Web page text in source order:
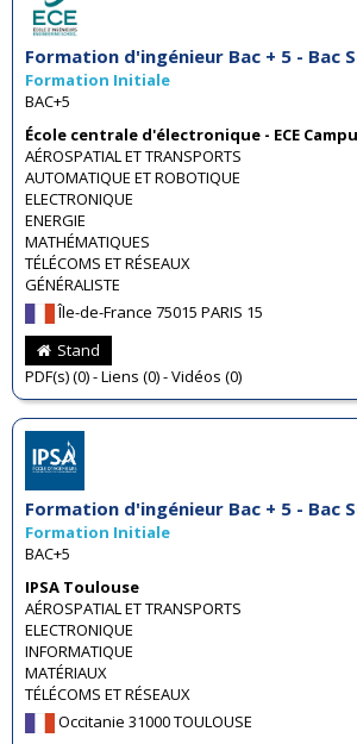
Formation d'ingénieur Bac + 5 - Bac
Formation Initiale
BAC+5
École centrale d'électronique - ECE
AÉROSPATIAL ET TRANSPORTS
AUTOMATIQUE ET ROBOTIQUE
ELECTRONIQUE
ENERGIE
MATHÉMATIQUES
TÉLÉCOMS ET RÉSEAUX
GÉNÉRALISTE
Île-de-France 75015 PARIS 15
Stand
PDF(s) (0) - Liens (0) - Vidéos (0)
Formation d'ingénieur Bac + 5 - Bac
Formation Initiale
BAC+5
IPSA Toulouse
AÉROSPATIAL ET TRANSPORTS
ELECTRONIQUE
INFORMATIQUE
MATÉRIAUX
TÉLÉCOMS ET RÉSEAUX
Occitanie 31000 TOULOUSE